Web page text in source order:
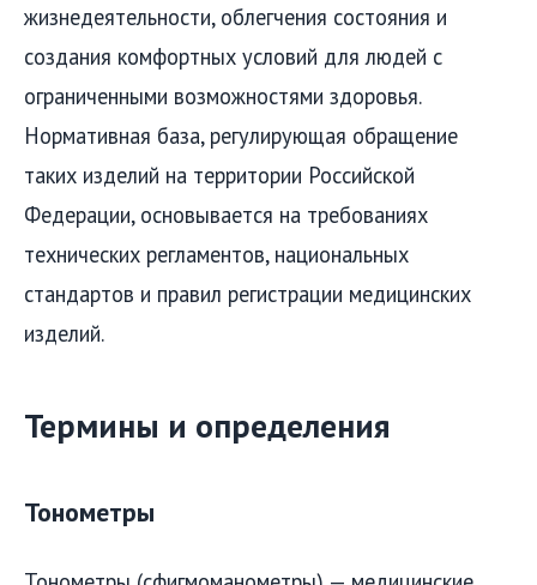
жизнедеятельности, облегчения состояния и
создания комфортных условий для людей с
ограниченными возможностями здоровья.
Нормативная база, регулирующая обращение
таких изделий на территории Российской
Федерации, основывается на требованиях
технических регламентов, национальных
стандартов и правил регистрации медицинских
изделий.
Термины и определения
Тонометры